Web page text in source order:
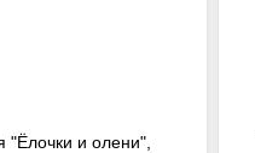
"Ёлочки и олени",